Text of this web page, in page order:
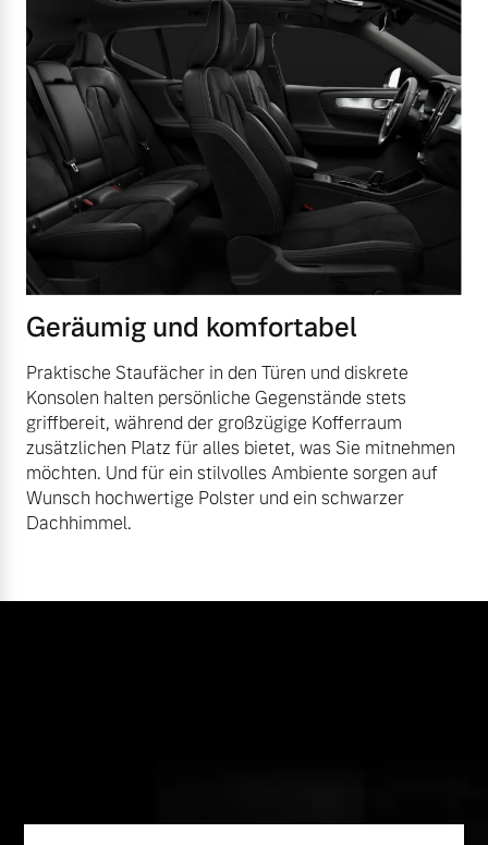
Geräumig und komfortabel
Praktische Staufächer in den Türen und diskrete
Konsolen halten persönliche Gegenstände stets
griffbereit, während der großzügige Kofferraum
zusätzlichen Platz für alles bietet, was Sie mitnehmen
möchten. Und für ein stilvolles Ambiente sorgen auf
Wunsch hochwertige Polster und ein schwarzer
Dachhimmel.